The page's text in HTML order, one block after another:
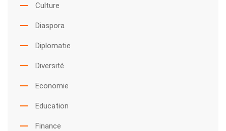
Culture
Diaspora
Diplomatie
Diversité
Economie
Education
Finance